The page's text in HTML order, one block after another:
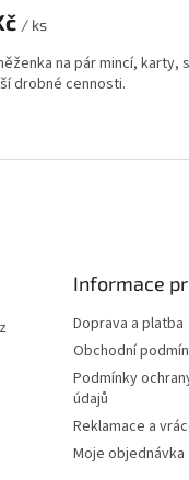
/ ks
na pár mincí, karty,
drobné cennosti.
v
í
r
v
k
y
ý
p
Informace
Doprava a platba
Obchodní
Podmínky
údajů
Reklamace a
Moje objednávka